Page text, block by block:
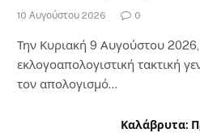
10 Αυγούστου 2026 0
Την Κυριακή 9 Αυγούστου
εκλογοαπολογιστική τακτική
τον απολογισμό…
Καλάβρυτα: